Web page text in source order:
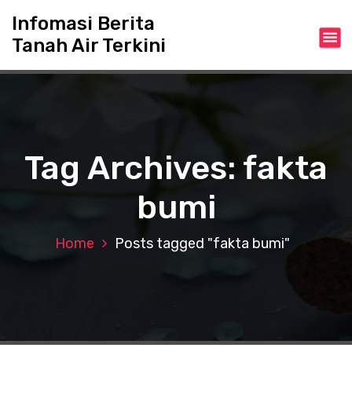
t
Infomasi Berita
Tanah Air Terkini
Tag Archives: fakta
bumi
Home Posts tagged "fakta bumi"